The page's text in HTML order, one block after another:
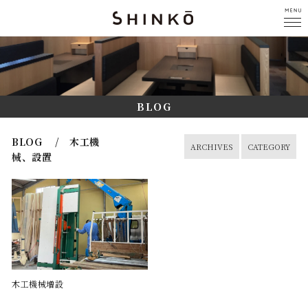
BLOG
BLOG / 木工機
械、設置
CATEGORY
ARCHIVES
木工機械増設